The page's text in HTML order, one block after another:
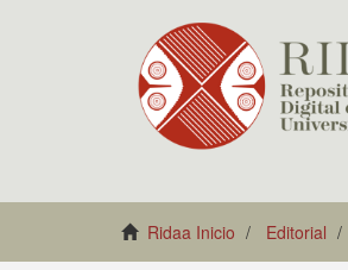
Ridaa Inicio Editorial